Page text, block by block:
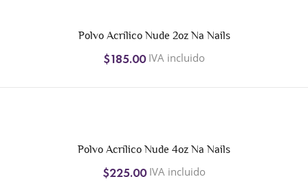
Polvo Acrílico Nude 2oz Na Nails
$185.00IVA incluido
Polvo Acrílico Nude 4oz Na Nails
$225.00IVA incluido